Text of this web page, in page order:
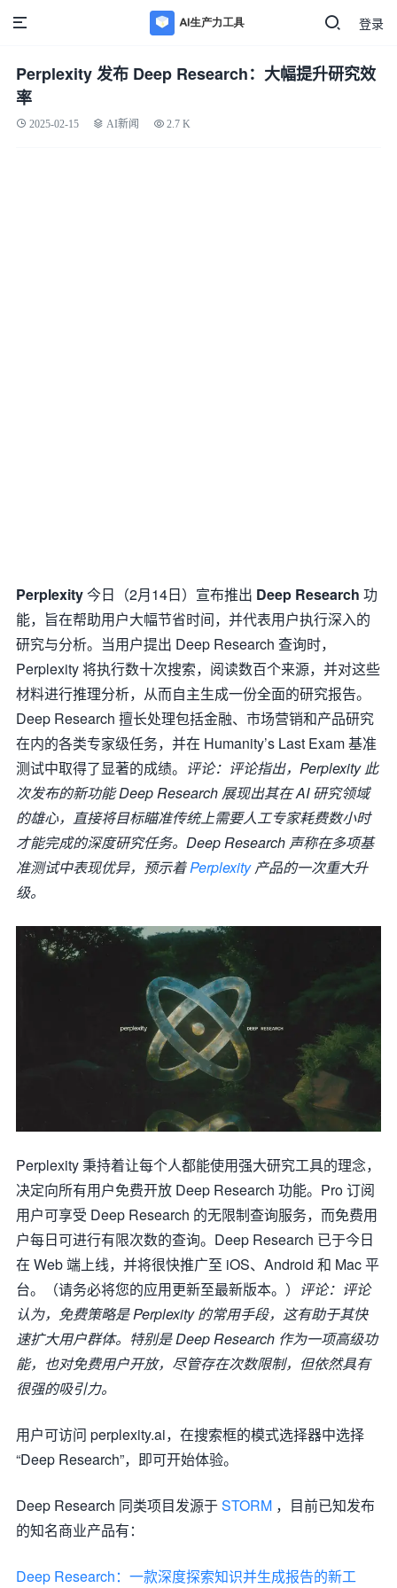
登录
Perplexity 发布 Deep Research：大幅提升研究效
率
2025-02-15 AI新闻 2.7 K
Perplexity今日（2月14日）宣布推出 Deep Research 功
能，旨在帮助用户大幅节省时间，并代表用户执行深入的
研究与分析。当用户提出 Deep Research 查询时，
Perplexity 将执行数十次搜索，阅读数百个来源，并对这些
材料进行推理分析，从而自主生成一份全面的研究报告。
Deep Research 擅长处理包括金融、市场营销和产品研究
在内的各类专家级任务，并在 Humanity’s Last Exam 基准
测试中取得了显著的成绩。 评论：评论指出，Perplexity 此
次发布的新功能 Deep Research 展现出其在 AI 研究领域
的雄心，直接将目标瞄准传统上需要人工专家耗费数小时
才能完成的深度研究任务。Deep Research 声称在多项基
准测试中表现优异，预示着Perplexity产品的一次重大升
级。
Perplexity 秉持着让每个人都能使用强大研究工具的理念，
决定向所有用户免费开放 Deep Research 功能。Pro 订阅
用户可享受 Deep Research 的无限制查询服务，而免费用
户每日可进行有限次数的查询。Deep Research 已于今日
在 Web 端上线，并将很快推广至 iOS、Android 和 Mac 平
台。（请务必将您的应用更新至最新版本。） 评论：评论
认为，免费策略是 Perplexity 的常用手段，这有助于其快
速扩大用户群体。特别是 Deep Research 作为一项高级功
能，也对免费用户开放，尽管存在次数限制，但依然具有
很强的吸引力。
用户可访问 perplexity.ai，在搜索框的模式选择器中选择
“Deep Research”，即可开始体验。
Deep Research 同类项目发源于STORM ，目前已知发布
的知名商业产品有：
Deep Research：一款深度探索知识并生成报告的新工